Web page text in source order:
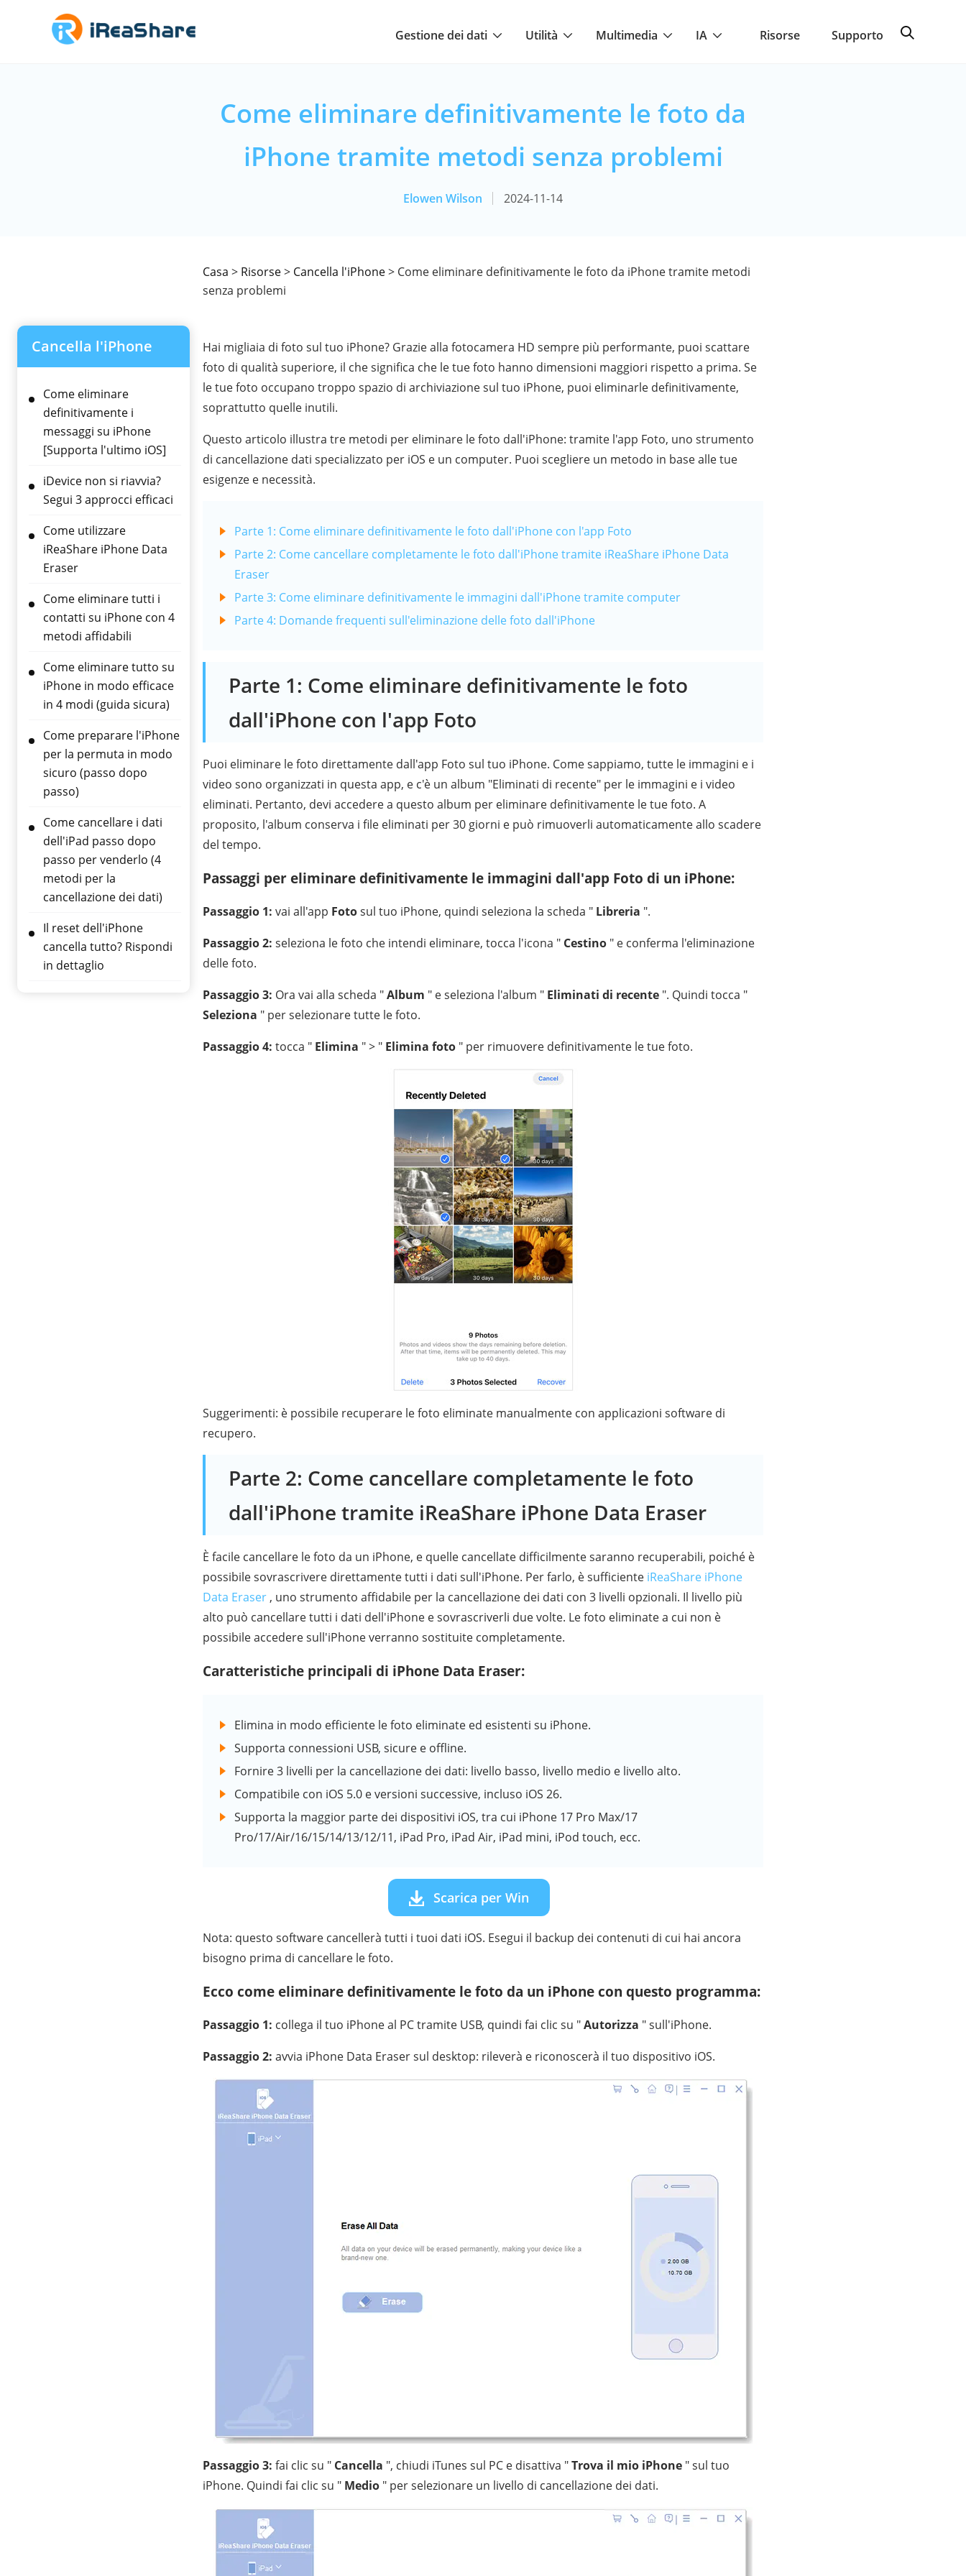
Gestione dei dati Utilità Multimedia IA Risorse Supporto
Come eliminare definitivamente le foto da
iPhone tramite metodi senza problemi
Elowen Wilson 2024-11-14
Casa > Risorse> Cancella l'iPhone> Come eliminare definitivamente le foto da iPhone tramite metodi
senza problemi
Cancella l'iPhone
Come eliminare
definitivamente i
messaggi su iPhone
[Supporta l'ultimo iOS]
iDevice non si riavvia?
Segui 3 approcci efficaci
Come utilizzare
iReaShare iPhone Data
Eraser
Come eliminare tutti i
contatti su iPhone con 4
metodi affidabili
Come eliminare tutto su
iPhone in modo efficace
in 4 modi (guida sicura)
Come preparare l'iPhone
per la permuta in modo
sicuro (passo dopo
passo)
Come cancellare i dati
dell'iPad passo dopo
passo per venderlo (4
metodi per la
cancellazione dei dati)
Il reset dell'iPhone
cancella tutto? Rispondi
in dettaglio
Hai migliaia di foto sul tuo iPhone? Grazie alla fotocamera HD sempre più performante, puoi scattare
foto di qualità superiore, il che significa che le tue foto hanno dimensioni maggiori rispetto a prima. Se
le tue foto occupano troppo spazio di archiviazione sul tuo iPhone, puoi eliminarle definitivamente,
soprattutto quelle inutili.
Questo articolo illustra tre metodi per eliminare le foto dall'iPhone: tramite l'app Foto, uno strumento
di cancellazione dati specializzato per iOS e un computer. Puoi scegliere un metodo in base alle tue
esigenze e necessità.
Parte 1: Come eliminare definitivamente le foto dall'iPhone con l'app Foto
Parte 2: Come cancellare completamente le foto dall'iPhone tramite iReaShare iPhone Data
Eraser
Parte 3: Come eliminare definitivamente le immagini dall'iPhone tramite computer
Parte 4: Domande frequenti sull'eliminazione delle foto dall'iPhone
Parte 1: Come eliminare definitivamente le foto
dall'iPhone con l'app Foto
Puoi eliminare le foto direttamente dall'app Foto sul tuo iPhone. Come sappiamo, tutte le immagini e i
video sono organizzati in questa app, e c'è un album "Eliminati di recente" per le immagini e i video
eliminati. Pertanto, devi accedere a questo album per eliminare definitivamente le tue foto. A
proposito, l'album conserva i file eliminati per 30 giorni e può rimuoverli automaticamente allo scadere
del tempo.
Passaggi per eliminare definitivamente le immagini dall'app Foto di un iPhone:
Passaggio 1: vai all'app Fotosul tuo iPhone, quindi seleziona la scheda " Libreria ".
Passaggio 2: seleziona le foto che intendi eliminare, tocca l'icona " Cestino " e conferma l'eliminazione
delle foto.
Passaggio 3: Ora vai alla scheda "Album " e seleziona l'album " Eliminati di recente ". Quindi tocca "
Seleziona " per selezionare tutte le foto.
Passaggio 4: tocca " Elimina " > " Elimina foto " per rimuovere definitivamente le tue foto.
Suggerimenti: è possibile recuperare le foto eliminate manualmente con applicazioni software di
recupero.
Parte 2: Come cancellare completamente le foto
dall'iPhone tramite iReaShare iPhone Data Eraser
È facile cancellare le foto da un iPhone, e quelle cancellate difficilmente saranno recuperabili, poiché è
possibile sovrascrivere direttamente tutti i dati sull'iPhone. Per farlo, è sufficiente iReaShare iPhone
Data Eraser, uno strumento affidabile per la cancellazione dei dati con 3 livelli opzionali. Il livello più
alto può cancellare tutti i dati dell'iPhone e sovrascriverli due volte. Le foto eliminate a cui non è
possibile accedere sull'iPhone verranno sostituite completamente.
Caratteristiche principali di iPhone Data Eraser:
Elimina in modo efficiente le foto eliminate ed esistenti su iPhone.
Supporta connessioni USB, sicure e offline.
Fornire 3 livelli per la cancellazione dei dati: livello basso, livello medio e livello alto.
Compatibile con iOS 5.0 e versioni successive, incluso iOS 26.
Supporta la maggior parte dei dispositivi iOS, tra cui iPhone 17 Pro Max/17
Pro/17/Air/16/15/14/13/12/11, iPad Pro, iPad Air, iPad mini, iPod touch, ecc.
Scarica per Win
Nota: questo software cancellerà tutti i tuoi dati iOS. Esegui il backup dei contenuti di cui hai ancora
bisogno prima di cancellare le foto.
Ecco come eliminare definitivamente le foto da un iPhone con questo programma:
Passaggio 1: collega il tuo iPhone al PC tramite USB, quindi fai clic su "Autorizza " sull'iPhone.
Passaggio 2: avvia iPhone Data Eraser sul desktop: rileverà e riconoscerà il tuo dispositivo iOS.
Passaggio 3: fai clic su " Cancella ", chiudi iTunes sul PC e disattiva "Trova il mio iPhone " sul tuo
iPhone. Quindi fai clic su " Medio " per selezionare un livello di cancellazione dei dati.